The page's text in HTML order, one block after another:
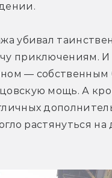
убивал
приключениям. И
— собственным
мощь. А
растянуться